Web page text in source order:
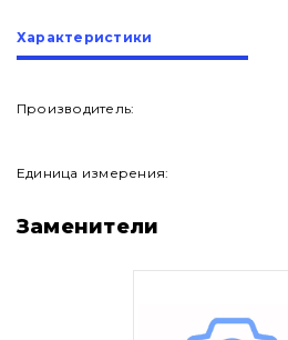
О нас
Характеристики
Производитель:
Единица измерения:
Заменители